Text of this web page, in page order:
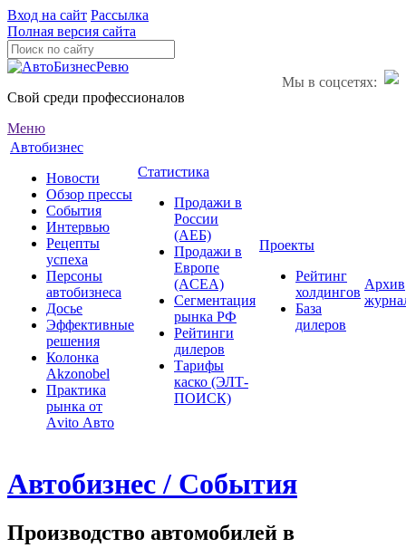
Вход на сайт Рассылка
Полная версия сайта
Мы в соцсетях:
Свой среди профессионалов
Меню
Автобизнес
Новости
Обзор прессы
События
Интервью
Рецепты
успеха
Персоны
автобизнеса
Досье
Эффективные
решения
Колонка
Akzonobel
Практика
рынка от
Аvito Авто
Статистика
Продажи в
России
(АЕБ)
Продажи в
Европе
(ACEA)
Сегментация
рынка РФ
Рейтинги
дилеров
Тарифы
каско (ЭЛТ-
ПОИСК)
Проекты
Рейтинг
холдингов
База
дилеров
Архив
Автобизнес / События
Производство автомобилей в